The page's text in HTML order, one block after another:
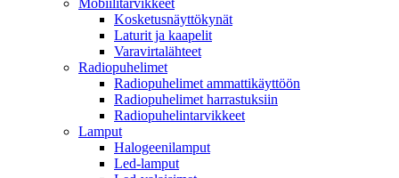
Mobiilitarvikkeet
Kosketusnäyttökynät
Laturit ja kaapelit
Varavirtalähteet
Radiopuhelimet
Radiopuhelimet ammattikäyttöön
Radiopuhelimet harrastuksiin
Radiopuhelintarvikkeet
Lamput
Halogeenilamput
Led-lamput